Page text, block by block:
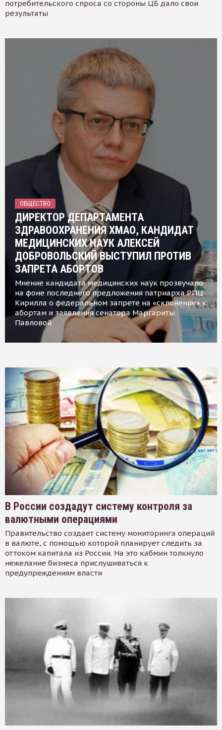
потребительского спроса со стороны ЦБ дало свои
результаты
ОБЩЕСТВО
ДИРЕКТОР ДЕПАРТАМЕНТА
ЗДРАВООХРАНЕНИЯ ХМАО, КАНДИДАТ
МЕДИЦИНСКИХ НАУК АЛЕКСЕЙ
ДОБРОВОЛЬСКИЙ ВЫСТУПИЛ ПРОТИВ
ЗАПРЕТА АБОРТОВ
Мнение кандидата медицинских наук прозвучало
на фоне последнего предложения патриарха РПЦ
Кирилла о федеральном запрете на «склонение» к
абортам и заявления сенатора Маргариты
Павловой
В России создадут систему контроля за
валютными операциями
Правительство создает систему мониторинга операций
в валюте, с помощью которой планирует следить за
оттоком капитала из России. На это кабмин толкнуло
нежелание бизнеса прислушиваться к
предупреждениям власти